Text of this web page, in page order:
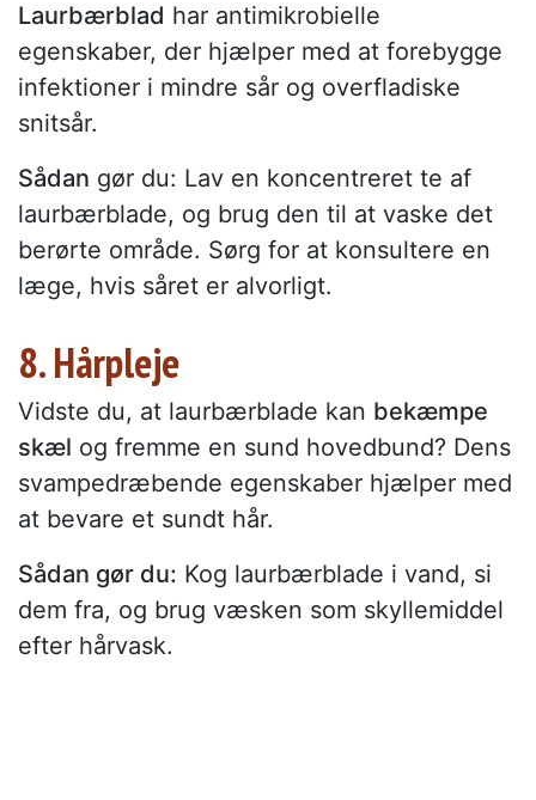
Laurbærblad har antimikrobielle
egenskaber, der hjælper med at forebygge
infektioner i mindre sår og overfladiske
snitsår.
Sådan gør du: Lav en koncentreret te af
laurbærblade, og brug den til at vaske det
berørte område. Sørg for at konsultere en
læge, hvis såret er alvorligt.
8. Hårpleje
Vidste du, at laurbærblade kan bekæmpe
skæl og fremme en sund hovedbund? Dens
svampedræbende egenskaber hjælper med
at bevare et sundt hår.
Sådan gør du: Kog laurbærblade i vand, si
dem fra, og brug væsken som skyllemiddel
efter hårvask.